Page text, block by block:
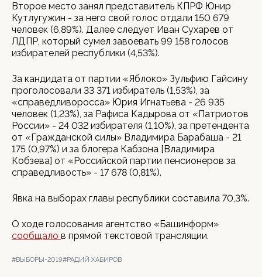
Второе место занял представитель КПРФ Юнир
Кутлугужин - за него свой голос отдали 150 679
человек (6,89%). Далее следует Иван Сухарев от
ЛДПР, который сумел завоевать 99 158 голосов
избирателей республики (4,53%).
За кандидата от партии «Яблоко» Зульфию Гайсину
проголосовали 33 371 избиратель (1,53%), за
«справедливоросса» Юрия Игнатьева - 26 935
человек (1,23%), за Рафиса Кадырова от «Патриотов
России» - 24 032 избирателя (1,10%), за претендента
от «Гражданской силы» Владимира Барабаша - 21
175 (0,97%) и за блогера Кабзона [Владимира
Кобзева] от «Российской партии пенсионеров за
справедливость» - 17 678 (0,81%).
Явка на выборах главы республики составила 70,3%.
О ходе голосования агентство «Башинформ»
сообщало в прямой текстовой трансляции.
#ВЫБОРЫ-2019#РАДИЙ ХАБИРОВ